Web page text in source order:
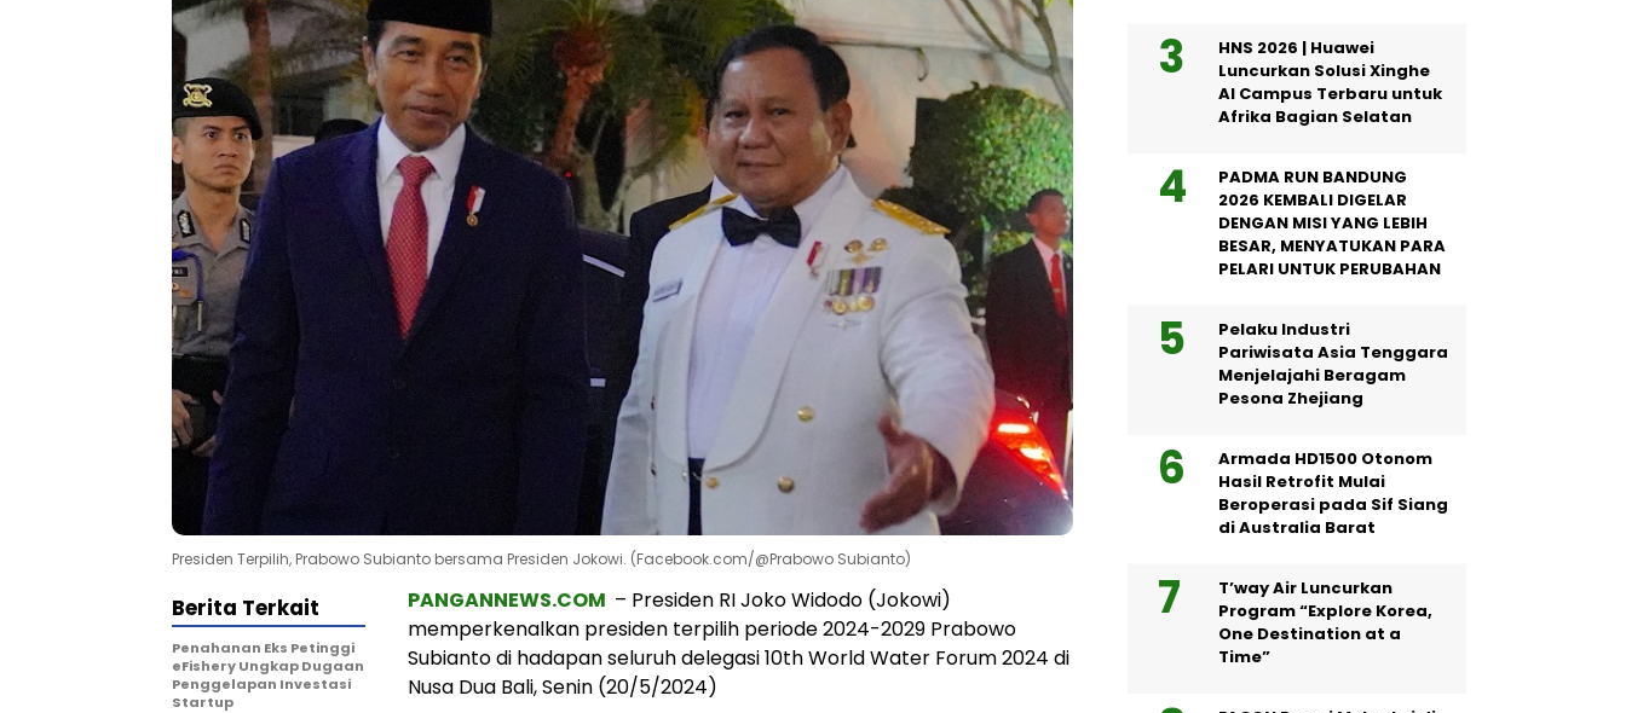
Presiden Terpilih, Prabowo Subianto bersama Presiden Jokowi. (Facebook.com/@Prabowo Subianto)
PANGANNEWS.COM – Presiden RI Joko Widodo (Jokowi)
memperkenalkan presiden terpilih periode 2024-2029 Prabowo
Subianto di hadapan seluruh delegasi 10th World Water Forum 2024 di
Nusa Dua Bali, Senin (20/5/2024)
Berita Terkait
Penahanan Eks Petinggi
eFishery Ungkap Dugaan
Penggelapan Investasi
Startup
HNS 2026 | Huawei
Luncurkan Solusi Xinghe
AI Campus Terbaru untuk
Afrika Bagian Selatan
PADMA RUN BANDUNG
2026 KEMBALI DIGELAR
DENGAN MISI YANG LEBIH
BESAR, MENYATUKAN PARA
PELARI UNTUK PERUBAHAN
Pelaku Industri
Pariwisata Asia Tenggara
Menjelajahi Beragam
Pesona Zhejiang
Armada HD1500 Otonom
Hasil Retrofit Mulai
Beroperasi pada Sif Siang
di Australia Barat
T’way Air Luncurkan
Program “Explore Korea,
One Destination at a
Time”